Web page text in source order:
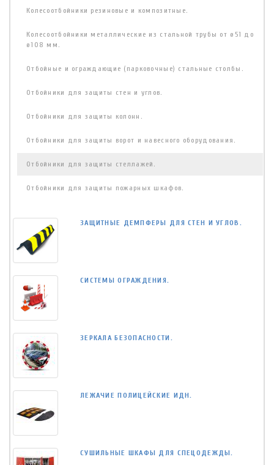
Колесоотбойники резиновые и композитные.
Колесоотбойники металлические из стальной трубы от ø51 до
ø108 мм.
Отбойные и ограждающие (парковочные) стальные столбы.
Отбойники для защиты стен и углов.
Отбойники для защиты колонн.
Отбойники для защиты ворот и навесного оборудования.
Отбойники для защиты стеллажей.
Отбойники для защиты пожарных шкафов.
ЗАЩИТНЫЕ ДЕМПФЕРЫ ДЛЯ СТЕН И УГЛОВ.
СИСТЕМЫ ОГРАЖДЕНИЯ.
ЗЕРКАЛА БЕЗОПАСНОСТИ.
ЛЕЖАЧИЕ ПОЛИЦЕЙСКИЕ ИДН.
СУШИЛЬНЫЕ ШКАФЫ ДЛЯ СПЕЦОДЕЖДЫ.